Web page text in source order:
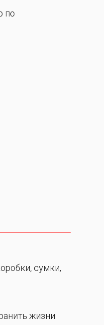
по
сумки,
жизни